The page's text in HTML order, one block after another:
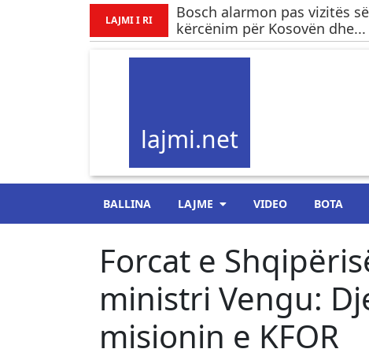
LAJMI I RI
Bosch alarmon pas vizitës
kërcënim për Kosovën dhe...
lajmi.net
BALLINA LAJME VIDEO BOTA
Forcat e
ministri Vengu:
misionin e KFOR